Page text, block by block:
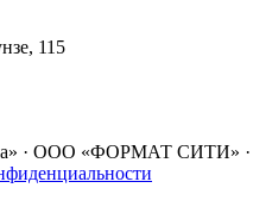
115
· ООО «ФОРМАТ СИТИ» ·